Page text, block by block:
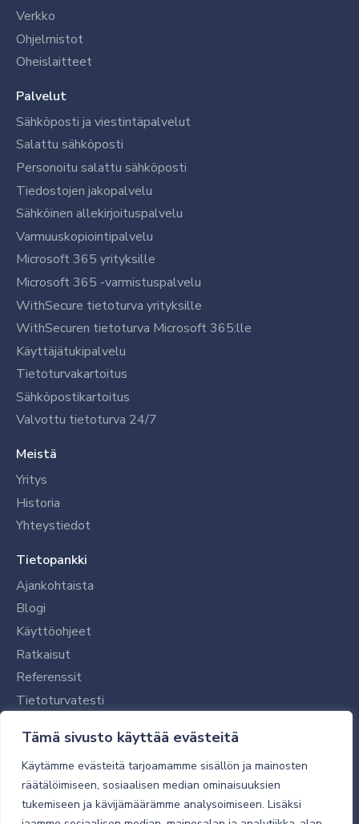
Tämä sivusto käyttää evästeitä
Käytämme evästeitä tarjoamamme sisällön ja mainosten
räätälöimiseen, sosiaalisen median ominaisuuksien
tukemiseen ja kävijämäärämme analysoimiseen. Lisäksi
Verkko
Ohjelmistot
Oheislaitteet
Palvelut
Sähköposti ja viestintäpalvelut
Salattu sähköposti
Personoitu salattu sähköposti
Tiedostojen jakopalvelu
Sähköinen allekirjoituspalvelu
Varmuuskopiointipalvelu
Microsoft 365 yrityksille
Microsoft 365 -varmistuspalvelu
WithSecure tietoturva yrityksille
WithSecuren tietoturva Microsoft 365:lle
Käyttäjätukipalvelu
Tietoturvakartoitus
Sähköpostikartoitus
Valvottu tietoturva 24/7
Meistä
Yritys
Historia
Yhteystiedot
Tietopankki
Ajankohtaista
Blogi
Käyttöohjeet
Ratkaisut
Referenssit
Tietoturvatesti
Tilaajalle
Toimitustavat ja -kulut
Verkkokaupan yleiset ehdot
Toimitusehdot